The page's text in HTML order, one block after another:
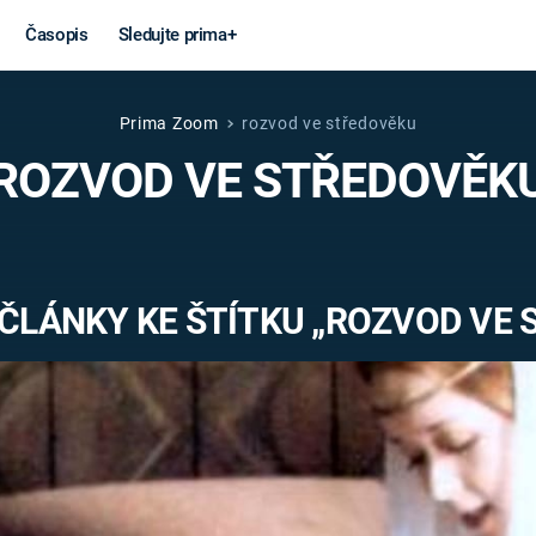
Časopis Sledujte prima+
Věda a
technika
MARS
Války
VÁLEČNÉ
Prima Zoom rozvod ve středověku
VE
KE ŠTÍTKU „ROZVOD VE